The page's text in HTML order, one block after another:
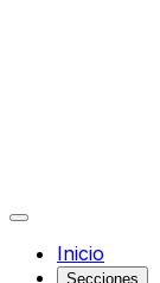
Inicio
Secciones